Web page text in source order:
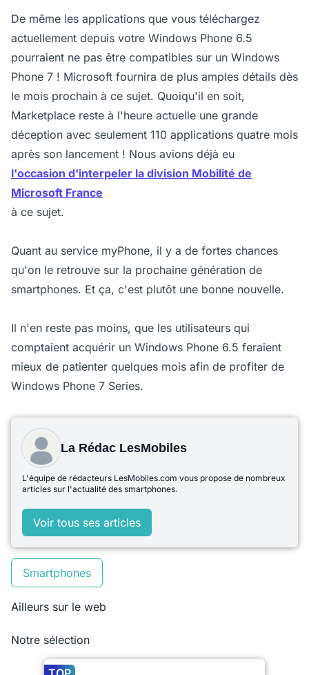
De même les applications que vous téléchargez
actuellement depuis votre Windows Phone 6.5
pourraient ne pas être compatibles sur un Windows
Phone 7 ! Microsoft fournira de plus amples détails dès
le mois prochain à ce sujet. Quoiqu'il en soit,
Marketplace reste à l'heure actuelle une grande
déception avec seulement 110 applications quatre mois
après son lancement ! Nous avions déjà eu
l'occasion d'interpeler la division Mobilité de
Microsoft France
à ce sujet.
Quant au service myPhone, il y a de fortes chances
qu'on le retrouve sur la prochaine génération de
smartphones. Et ça, c'est plutôt une bonne nouvelle.
Il n'en reste pas moins, que les utilisateurs qui
comptaient acquérir un Windows Phone 6.5 feraient
mieux de patienter quelques mois afin de profiter de
Windows Phone 7 Series.
La Rédac LesMobiles
L'équipe de rédacteurs LesMobiles.com vous propose de nombreux
articles sur l'actualité des smartphones.
Voir tous ses articles
Smartphones
Ailleurs sur le web
Notre sélection